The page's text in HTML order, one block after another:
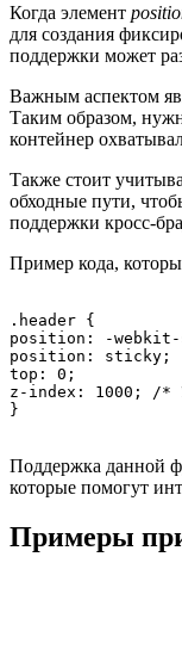
Когда элемент
для создания
поддержки может
Важным аспектом
Таким образом,
контейнер
Также стоит
обходные пути,
поддержки кросс-
Пример кода,
.header {
position: -
position: sticky;
top: 0;
z-index: 1000; /*
Поддержка данной
которые помогут
Примеры